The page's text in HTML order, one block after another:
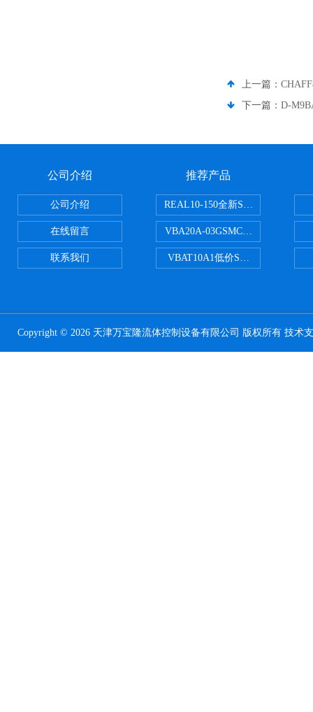
上一篇：
下一篇： D-
公司介绍
公司介绍
在线留言
联系我们
推荐产品
REAL10-150全新SMC正弦无杆缸
VBA20A-03GSMC增压阀VBA-
VBAT10A1低价SMC储气罐VBAT
Copyright © 2026 天津万宝隆流体控制设备有限公司 版权所有 技术